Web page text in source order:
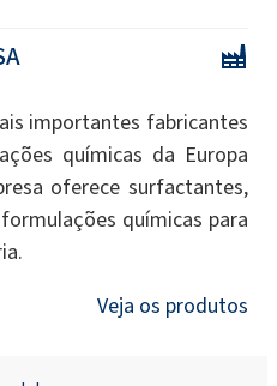
importantes fabricantes
químicas da Europa
oferece surfactantes,
químicas para
Veja os produtos